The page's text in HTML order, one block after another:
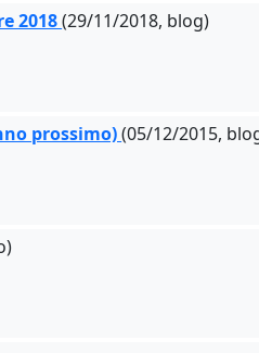
2018(29/11/2018, blog)
prossimo)(05/12/2015,